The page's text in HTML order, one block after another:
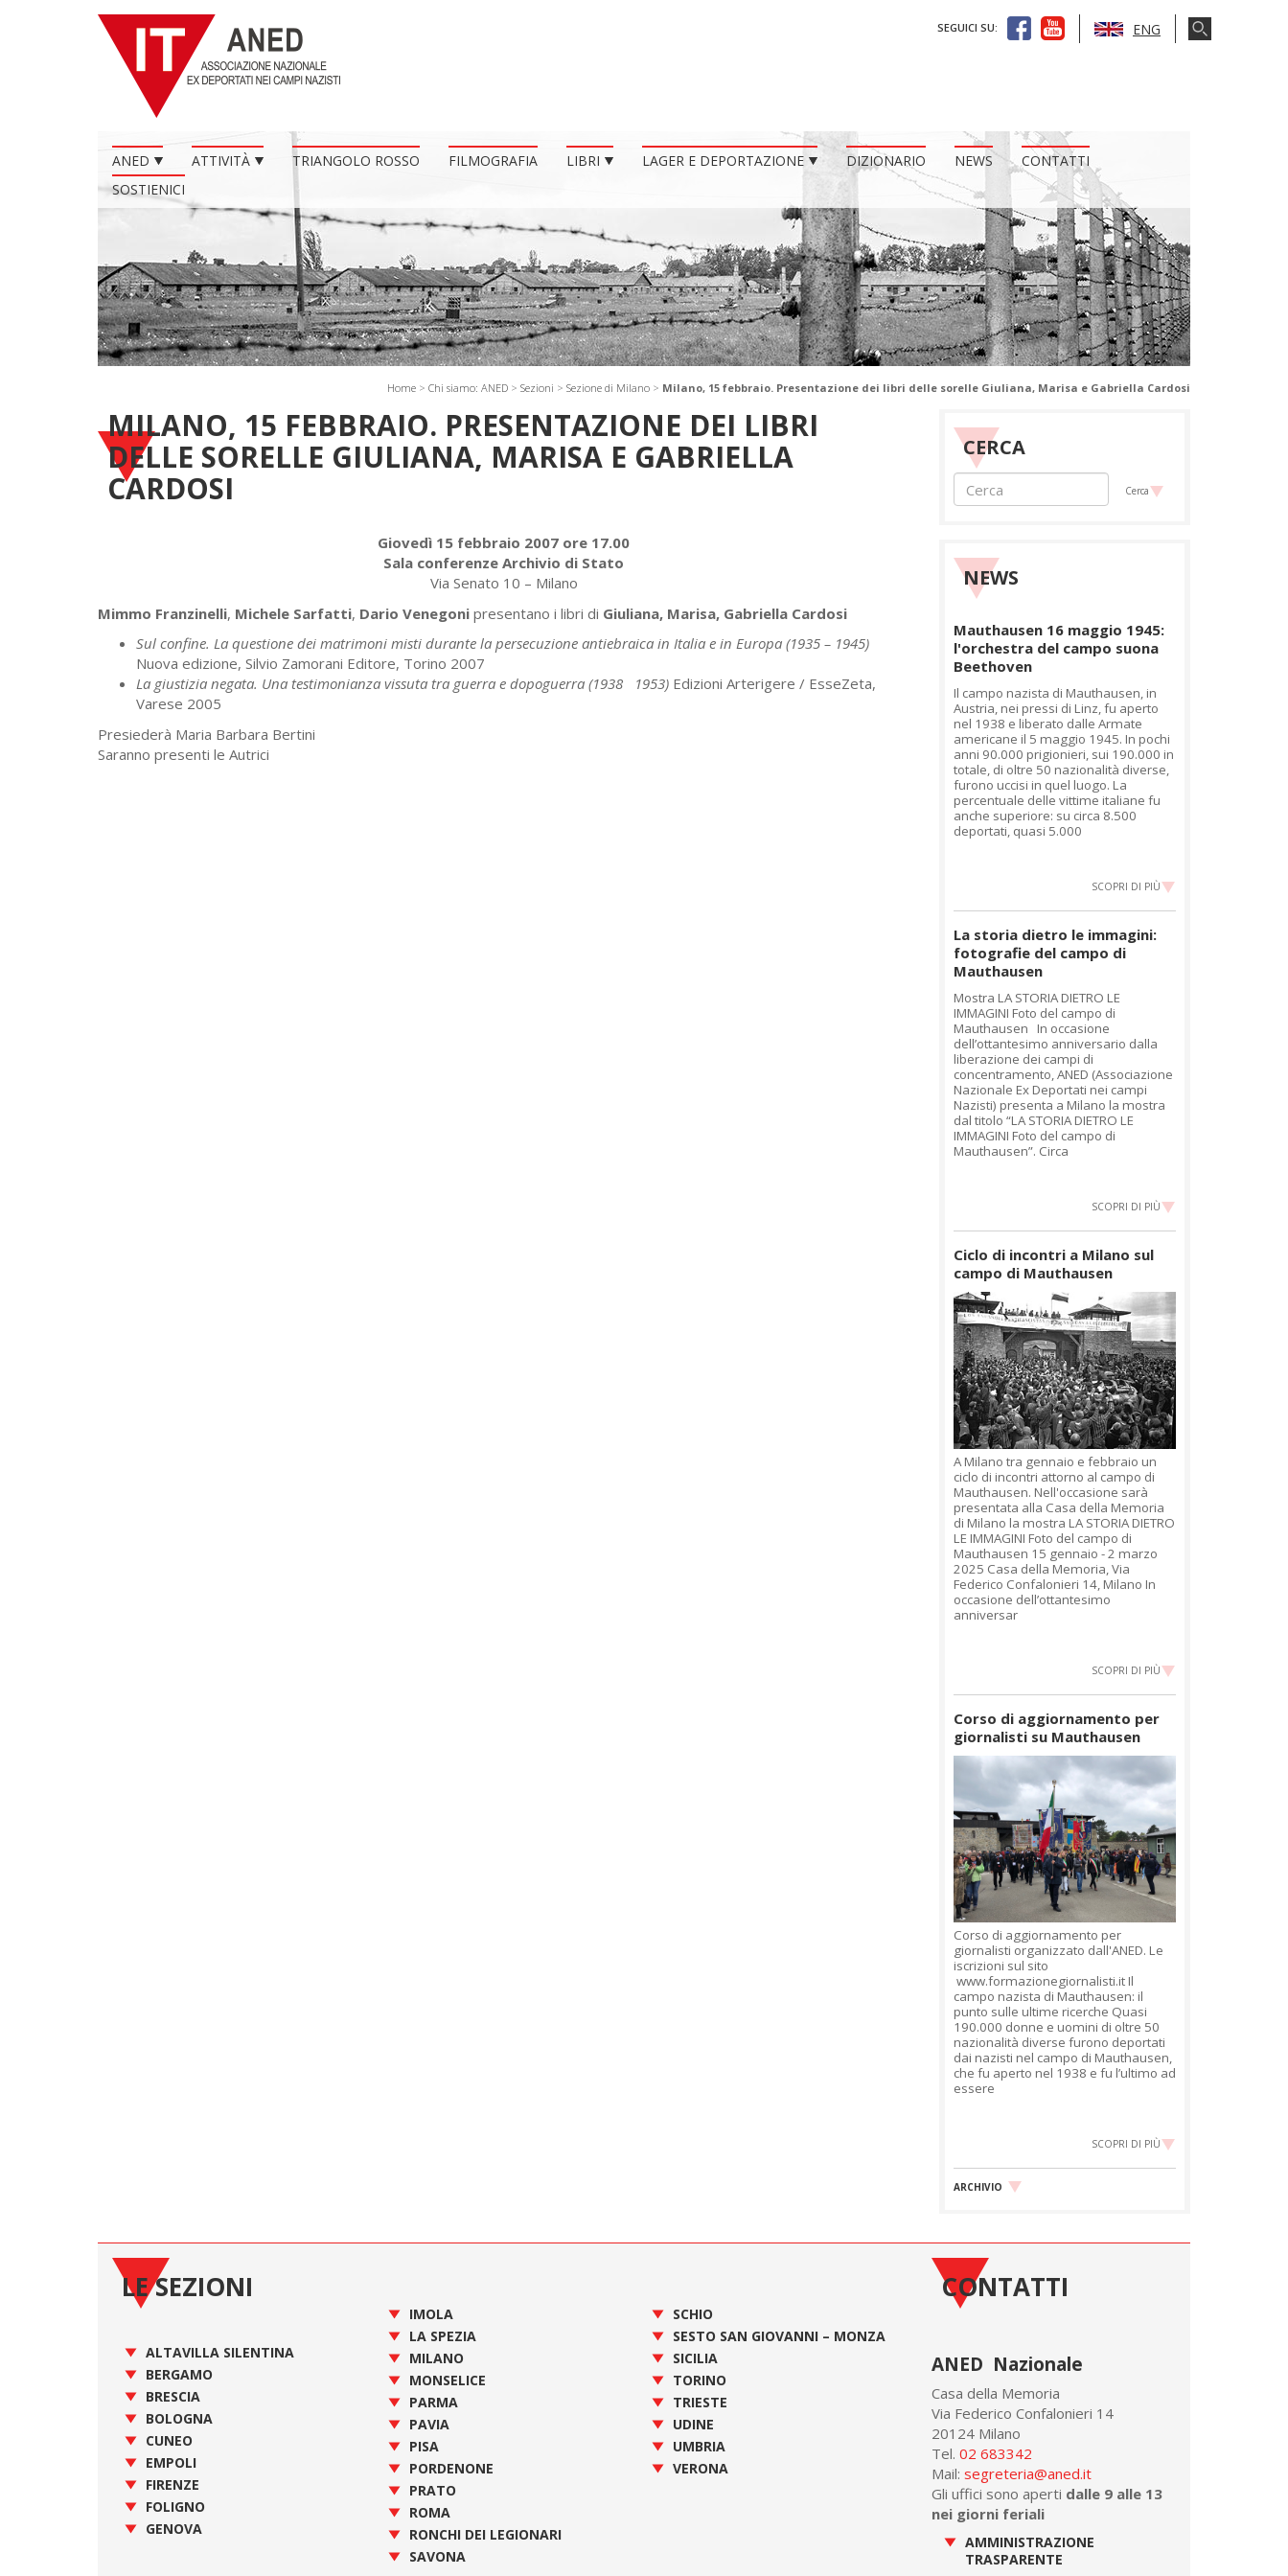
SEGUICI SU: ENG
ANED ATTIVITÀ TRIANGOLO ROSSO FILMOGRAFIA LIBRI LAGER E DEPORTAZIONE DIZIONARIO NEWS
CONTATTI
SOSTIENICI
Home > Chi siamo: ANED > Sezioni > Sezione di Milano > Milano, 15 febbraio. Presentazione dei libri delle sorelle Giuliana, Marisa e Gabriella Cardosi
MILANO, 15 FEBBRAIO. PRESENTAZIONE DEI LIBRI
DELLE SORELLE GIULIANA, MARISA E GABRIELLA
CARDOSI
Giovedì 15 febbraio 2007 ore 17.00
Sala conferenze Archivio di Stato
Via Senato 10 – Milano
Mimmo Franzinelli, Michele Sarfatti, Dario Venegoni presentano i libri di Giuliana, Marisa, Gabriella Cardosi
Sul confine. La questione dei matrimoni misti durante la persecuzione antiebraica in Italia e in Europa (1935 – 1945)
Nuova edizione, Silvio Zamorani Editore, Torino 2007
La giustizia negata. Una testimonianza vissuta tra guerra e dopoguerra (1938 1953) Edizioni Arterigere / EsseZeta,
Varese 2005
Presiederà Maria Barbara Bertini
Saranno presenti le Autrici
CERCA
Cerca
NEWS
Mauthausen 16 maggio 1945:
l'orchestra del campo suona
Beethoven
Il campo nazista di Mauthausen, in
Austria, nei pressi di Linz, fu aperto
nel 1938 e liberato dalle Armate
americane il 5 maggio 1945. In pochi
anni 90.000 prigionieri, sui 190.000 in
totale, di oltre 50 nazionalità diverse,
furono uccisi in quel luogo. La
percentuale delle vittime italiane fu
anche superiore: su circa 8.500
deportati, quasi 5.000
SCOPRI DI PIÙ
La storia dietro le immagini:
fotografie del campo di
Mauthausen
Mostra LA STORIA DIETRO LE
IMMAGINI Foto del campo di
Mauthausen In occasione
dell’ottantesimo anniversario dalla
liberazione dei campi di
concentramento, ANED (Associazione
Nazionale Ex Deportati nei campi
Nazisti) presenta a Milano la mostra
dal titolo “LA STORIA DIETRO LE
IMMAGINI Foto del campo di
Mauthausen”. Circa
SCOPRI DI PIÙ
Ciclo di incontri a Milano sul
campo di Mauthausen
A Milano tra gennaio e febbraio un
ciclo di incontri attorno al campo di
Mauthausen. Nell'occasione sarà
presentata alla Casa della Memoria
di Milano la mostra LA STORIA DIETRO
LE IMMAGINI Foto del campo di
Mauthausen 15 gennaio - 2 marzo
2025 Casa della Memoria, Via
Federico Confalonieri 14, Milano In
occasione dell’ottantesimo
anniversar
SCOPRI DI PIÙ
Corso di aggiornamento per
giornalisti su Mauthausen
Corso di aggiornamento per
giornalisti organizzato dall'ANED. Le
iscrizioni sul sito
www.formazionegiornalisti.it Il
campo nazista di Mauthausen: il
punto sulle ultime ricerche Quasi
190.000 donne e uomini di oltre 50
nazionalità diverse furono deportati
dai nazisti nel campo di Mauthausen,
che fu aperto nel 1938 e fu l’ultimo ad
essere
SCOPRI DI PIÙ
ARCHIVIO
LE SEZIONI
ALTAVILLA SILENTINA
BERGAMO
BRESCIA
BOLOGNA
CUNEO
EMPOLI
FIRENZE
FOLIGNO
GENOVA
IMOLA
LA SPEZIA
MILANO
MONSELICE
PARMA
PAVIA
PISA
PORDENONE
PRATO
ROMA
RONCHI DEI LEGIONARI
SAVONA
SCHIO
SESTO SAN GIOVANNI – MONZA
SICILIA
TORINO
TRIESTE
UDINE
UMBRIA
VERONA
CONTATTI
ANED Nazionale
Casa della Memoria
Via Federico Confalonieri 14
20124 Milano
Tel. 02 683342
Mail: segreteria@aned.it
Gli uffici sono aperti dalle 9 alle 13
nei giorni feriali
AMMINISTRAZIONE
TRASPARENTE